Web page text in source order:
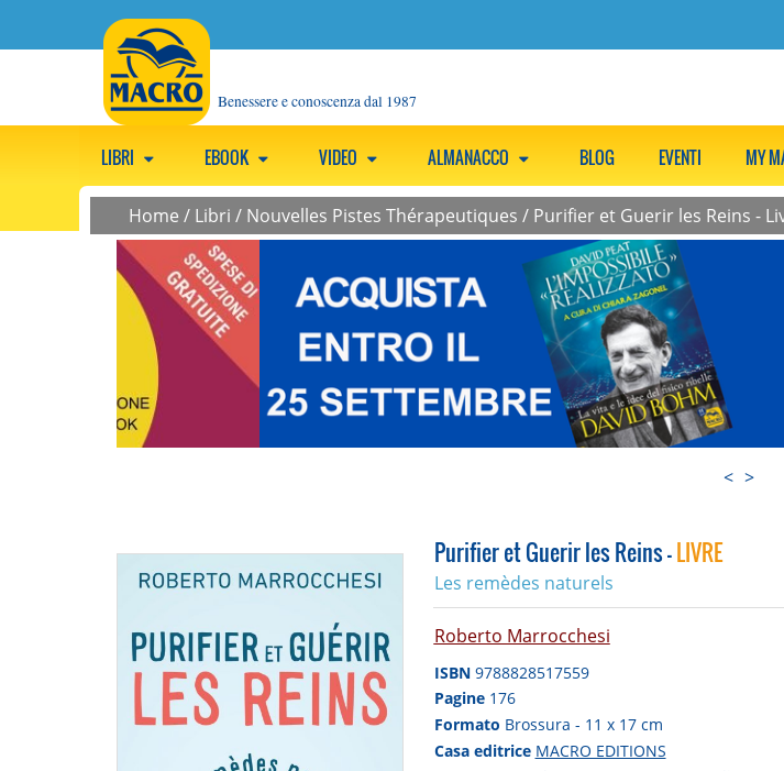
Benessere e conoscenza dal 1987
LIBRI EBOOK VIDEO ALMANACCO BLOG EVENTI MY
Home / Libri / Nouvelles Pistes Thérapeutiques / Purifier et Guerir les Reins -
< >
Purifier et Guerir les Reins -LIVRE
Les remèdes naturels
Roberto Marrocchesi
ISBN 9788828517559
Pagine 176
Formato Brossura - 11 x 17 cm
Casa editrice MACRO EDITIONS